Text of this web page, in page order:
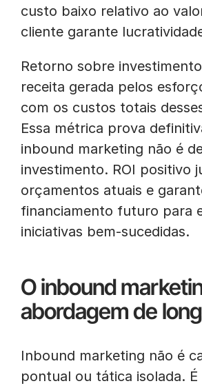
custo baixo relativo ao
cliente garante
Retorno sobre
receita gerada pelos
com os custos totais
Essa métrica prova
inbound marketing não é
investimento. ROI positivo
orçamentos atuais e
financiamento futuro para
iniciativas bem-sucedidas.
O inbound
abordagem de
Inbound marketing não é
pontual ou tática isolada. É